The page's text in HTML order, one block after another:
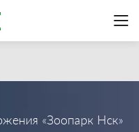
«Зоопарк Нск»